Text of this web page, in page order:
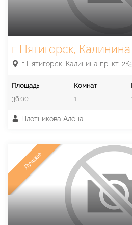
г Пятигорск,
г Пятигорск, Калинина пр-кт,
Площадь
36.00
Комнат
1
Плотникова Алёна
Лучшее